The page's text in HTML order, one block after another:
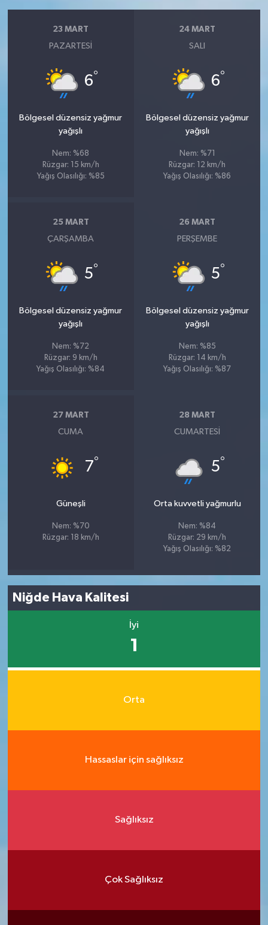
23 MART
PAZARTESI
6°
Bölgesel düzensiz yağmur
yağışlı
Nem: %68
Rüzgar: 15 km/h
Yağış Olasılığı: %85
24 MART
SALI
6°
Bölgesel düzensiz yağmur
yağışlı
Nem: %71
Rüzgar: 12 km/h
Yağış Olasılığı: %86
25 MART
ÇARŞAMBA
5°
Bölgesel düzensiz yağmur
yağışlı
Nem: %72
Rüzgar: 9 km/h
Yağış Olasılığı: %84
26 MART
PERŞEMBE
5°
Bölgesel düzensiz yağmur
yağışlı
Nem: %85
Rüzgar: 14 km/h
Yağış Olasılığı: %87
27 MART
CUMA
7°
Güneşli
Nem: %70
Rüzgar: 18 km/h
28 MART
CUMARTESI
5°
Orta kuvvetli yağmurlu
Nem: %84
Rüzgar: 29 km/h
Yağış Olasılığı: %82
Niğde Hava Kalitesi
İyi
1
Orta
Hassaslar için sağlıksız
Sağlıksız
Çok Sağlıksız